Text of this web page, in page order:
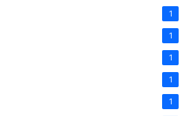
1
1
1
1
1